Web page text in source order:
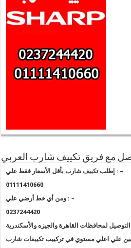
مع فريق تكييف شارب العربي
إطلب تكييف شارب
بأقل الأسعار فقط علي : –
01111410660
ومن أي خط أرضي علي : –
0237244420
علي اعلي مستوي في تركييب تكييفات شارب